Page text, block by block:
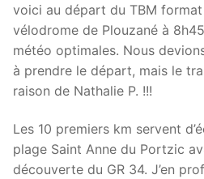
voici au départ du TBM
vélodrome de Plouzané à
météo optimales. Nous
à prendre le départ, mais le
raison de Nathalie P. !!!
Les 10 premiers km servent
plage Saint Anne du Portzic
découverte du GR 34. J’en